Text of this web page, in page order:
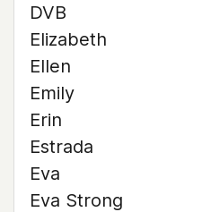
DVB
Elizabeth
Ellen
Emily
Erin
Estrada
Eva
Eva Strong